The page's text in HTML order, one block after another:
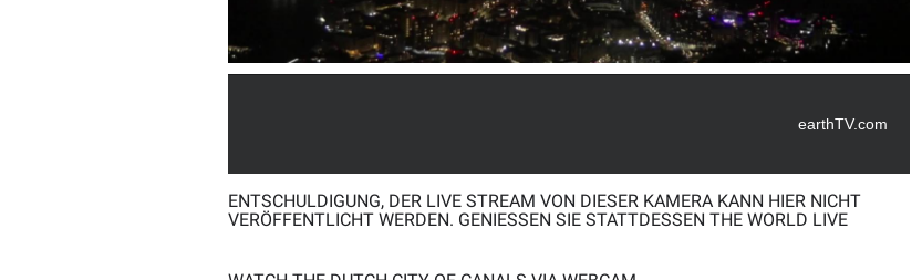
earthTV.com
ENTSCHULDIGUNG, DER LIVE STREAM VON DIESER KAMERA KANN HIER NICHT
VERÖFFENTLICHT WERDEN. GENIESSEN SIE STATTDESSEN THE WORLD LIVE